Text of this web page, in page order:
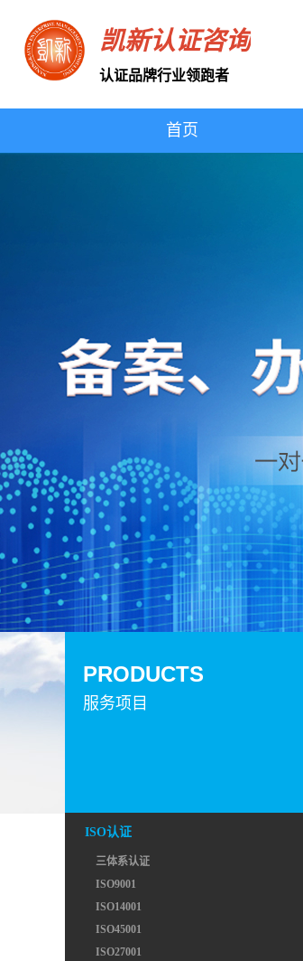
凯新认证咨询
认证品牌行业领跑者
首页
服务项目
PRODUCTS
ISO认证
三体系认证
ISO9001
ISO14001
ISO45001
ISO27001